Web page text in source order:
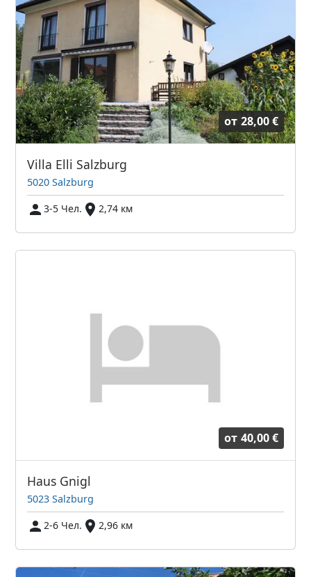
от 28,00 €
Villa Elli Salzburg
5020 Salzburg
3-5 Чел.
2,74 км
от 40,00 €
Haus Gnigl
5023 Salzburg
2-6 Чел.
2,96 км